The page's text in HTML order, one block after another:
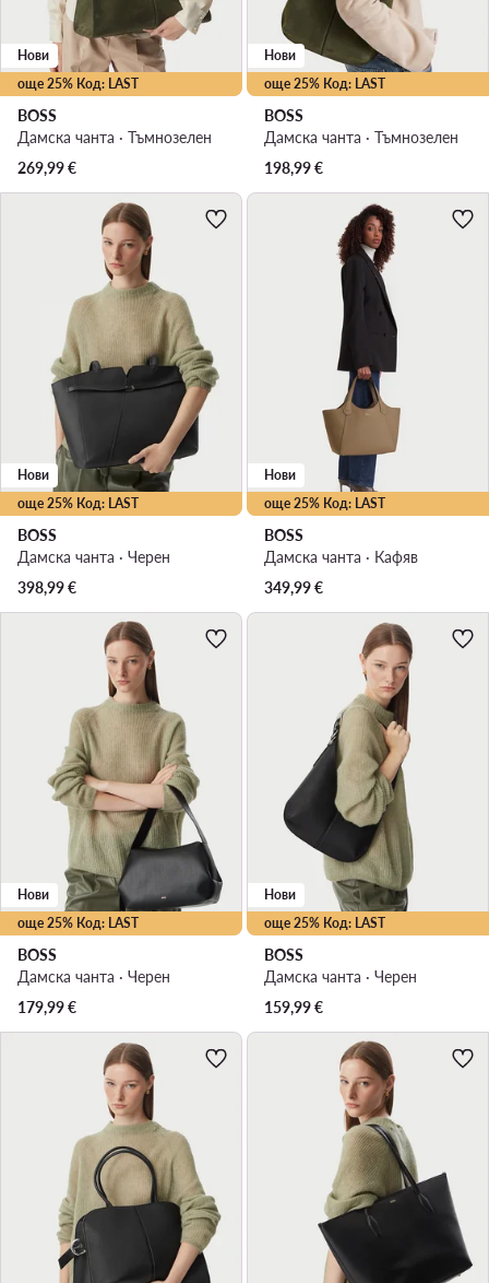
още 25% Код: LAST
Нови
BOSS
Дамска чанта · Тъмнозелен
269,99€
още 25% Код: LAST
Нови
BOSS
Дамска чанта · Тъмнозелен
198,99€
още 25% Код: LAST
Нови
BOSS
Дамска чанта · Черен
398,99€
още 25% Код: LAST
Нови
BOSS
Дамска чанта · Кафяв
349,99€
още 25% Код: LAST
Нови
BOSS
Дамска чанта · Черен
179,99€
още 25% Код: LAST
Нови
BOSS
Дамска чанта · Черен
159,99€